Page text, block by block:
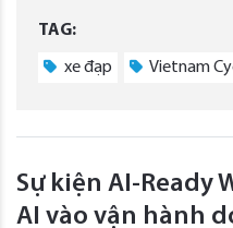
TAG:
xe đạp Vietnam
Sự kiện AI-Ready
AI vào vận hành